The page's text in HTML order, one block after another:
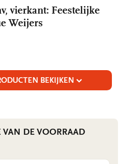
vierkant: Feestelijke
Weijers
BEKIJKEN
VAN DE VOORRAAD